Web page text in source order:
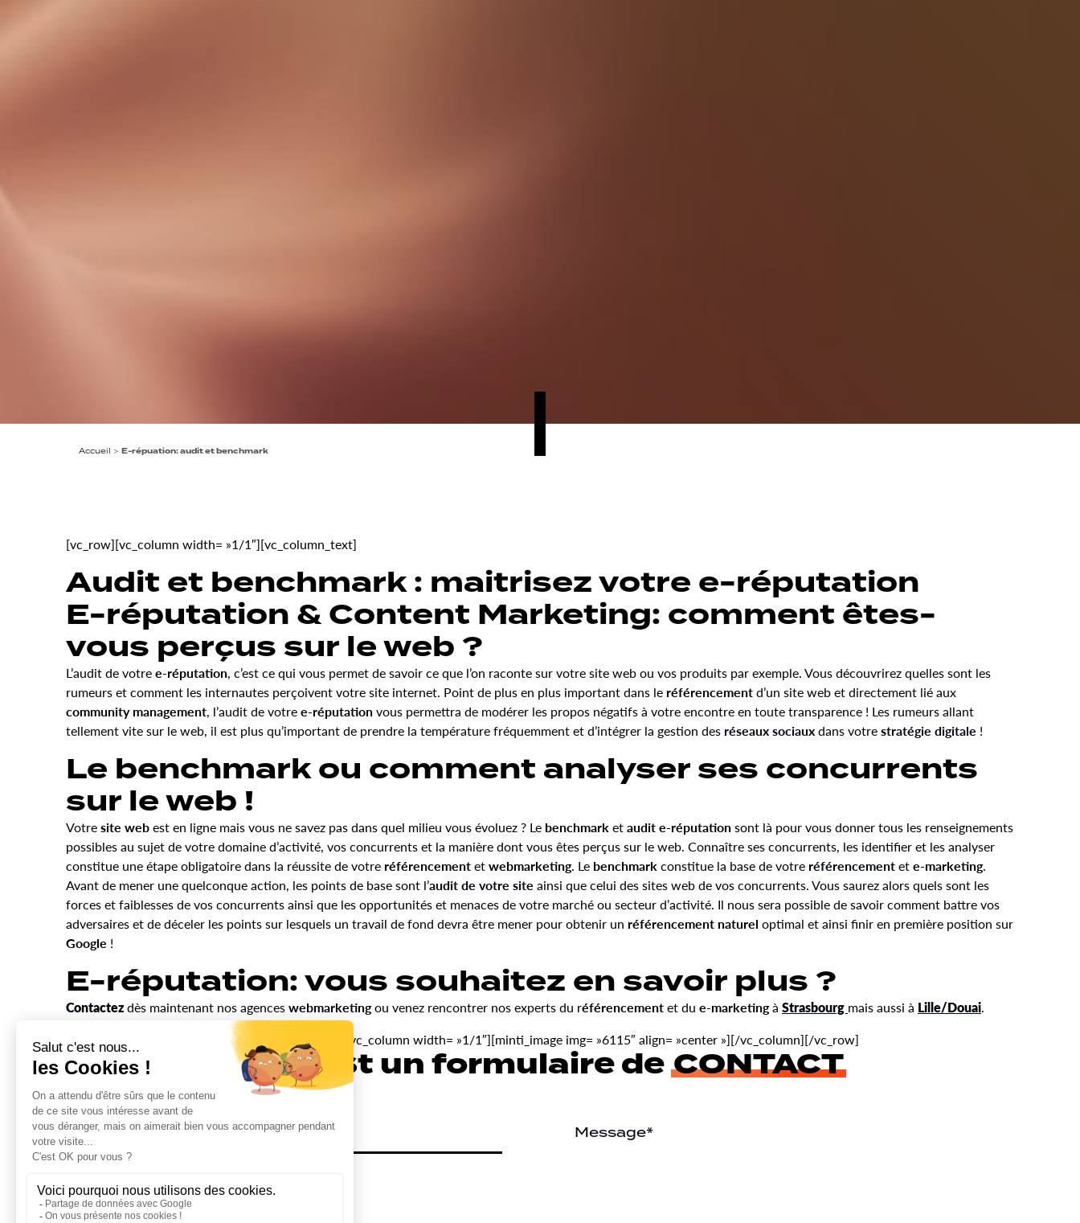
Accueil >E-répuation: audit et benchmark
[vc_row][vc_column width= »1/1″][vc_column_text]
Audit et benchmark : maitrisez votre e-réputation
E-réputation & Content Marketing: comment êtes-
vous perçus sur le web ?
L’audit de votree-réputation, c’est ce qui vous permet de savoir ce que l’on raconte sur votre site web ou vos produits par exemple. Vous découvrirez quelles sont les
rumeurs et comment les internautes perçoivent votre site internet. Point de plus en plus important dans le référencementd’un site web et directement lié aux
community management, l’audit de votree-réputationvous permettra de modérer les propos négatifs à votre encontre en toute transparence ! Les rumeurs allant
tellement vite sur le web, il est plus qu’important de prendre la température fréquemment et d’intégrer la gestion des réseaux sociauxdans votrestratégie digitale !
Le benchmark ou comment analyser ses concurrents
sur le web !
Votresite webest en ligne mais vous ne savez pas dans quel milieu vous évoluez ? Le benchmarketaudit e-réputationsont là pour vous donner tous les renseignements
possibles au sujet de votre domaine d’activité, vos concurrents et la manière dont vous êtes perçus sur le web. Connaître ses concurrents, les identifier et les analyser
constitue une étape obligatoire dans la réussite de votre référencementetwebmarketing. Le benchmarkconstitue la base de votre référencementete-marketing.
Avant de mener une quelconque action, les points de base sont l’audit de votre site ainsi que celui des sites web de vos concurrents. Vous saurez alors quels sont les
forces et faiblesses de vos concurrents ainsi que les opportunités et menaces de votre marché ou secteur d’activité. Il nous sera possible de savoir comment battre vos
adversaires et de déceler les points sur lesquels un travail de fond devra être mener pour obtenir un référencement naturel optimal et ainsi finir en première position sur
Google !
E-réputation: vous souhaitez en savoir plus ?
Contactezdès maintenant nos agenceswebmarketingou venez rencontrer nos experts du référencementet du e-marketingà Strasbourg mais aussi à Lille/Douai.
[/vc_column_text][/vc_column][/vc_row][vc_row][vc_column width= »1/1″][minti_image img= »6115″ align= »center »][/vc_column][/vc_row]
Ceci est un formulaire deCONTACT